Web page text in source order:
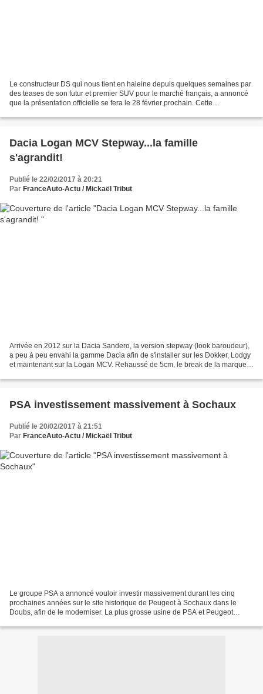
Le constructeur DS qui nous tient en haleine depuis quelques semaines par
des teases de son futur et premier SUV pour le marché français, a annoncé
que la présentation officielle se fera le 28 février prochain. Cette
Dacia Logan MCV Stepway...la famille
s'agrandit!
Publié le 22/02/2017 à 20:21
Par FranceAuto-Actu / Mickaël Tribut
Arrivée en 2012 sur la Dacia Sandero, la version stepway (look baroudeur),
a peu à peu envahi la gamme Dacia afin de s'installer sur les Dokker, Lodgy
et maintenant sur la Logan MCV. Rehaussé de 5cm, le break de la marque
PSA investissement massivement à Sochaux
Publié le 20/02/2017 à 21:51
Par FranceAuto-Actu / Mickaël Tribut
Le groupe PSA a annoncé vouloir investir massivement durant les cinq
prochaines années sur le site historique de Peugeot à Sochaux dans le
Doubs, afin de le moderniser. La plus grosse usine de PSA et Peugeot